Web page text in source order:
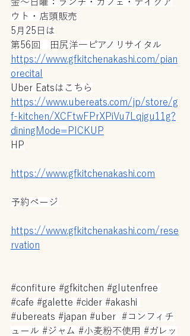
ウト・店頭販売
5月25日は
第56回　田尻洋一ピアノリサイタル
https://www.gfkitchenakashi.com/pian
orecital
Uber Eatsはこちら
https://www.ubereats.com/jp/store/g
f-kitchen/XCFtwFPrXPiVu7Lqjgu11g?
diningMode=PICKUP
HP
https://www.gfkitchenakashi.com
予約ページ
https://www.gfkitchenakashi.com/rese
rvation
#confiture #gfkitchen #glutenfree
#cafe #galette #cider #akashi
#ubereats #japan #uber
#コンフィチ
ュール #ジャム #小麦粉不使用 #ガレッ